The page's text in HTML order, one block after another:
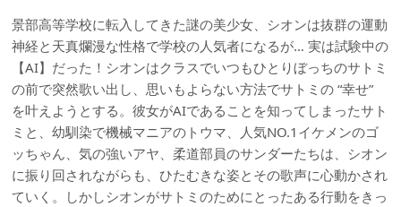
景部高等学校に転入してきた謎の美少女、シオンは抜群の運動
神経と天真爛漫な性格で学校の人気者になるが… 実は試験中の
【AI】だった！シオンはクラスでいつもひとりぼっちのサトミ
の前で突然歌い出し、思いもよらない方法でサトミの “幸せ”
を叶えようとする。彼女がAIであることを知ってしまったサト
ミと、幼馴染で機械マニアのトウマ、人気NO.1イケメンのゴ
ッちゃん、気の強いアヤ、柔道部員のサンダーたちは、シオン
に振り回されながらも、ひたむきな姿とその歌声に心動かされ
ていく。しかしシオンがサトミのためにとったある行動をきっ